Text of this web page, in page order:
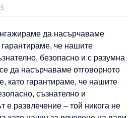
да насърчаваме
гарантираме, че нашите
безопасно и с разумна
да насърчаваме отговорното
като гарантираме, че нашите
съзнателно и
е развлечение – той никога не